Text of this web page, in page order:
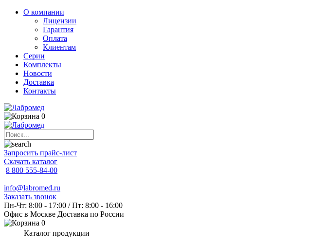
О компании
Лицензии
Гарантия
Оплата
Клиентам
Серии
Комплекты
Новости
Доставка
Контакты
0
Запросить прайс-лист
Скачать каталог
8 800 555-84-00
info@labromed.ru
Заказать звонок
Пн-Чт: 8:00 - 17:00 / Пт: 8:00 - 16:00
Офис в Москве Доставка по России
0
Каталог продукции